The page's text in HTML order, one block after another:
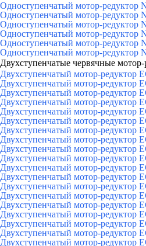
Одноступенчатый мотор-редуктор
Одноступенчатый мотор-редуктор
Одноступенчатый мотор-редуктор
Одноступенчатый мотор-редуктор
Одноступенчатый мотор-редуктор
Одноступенчатый мотор-редуктор
Двухступенчатые червячные
Двухступенчатый мотор-редуктор
Двухступенчатый мотор-редуктор
Двухступенчатый мотор-редуктор
Двухступенчатый мотор-редуктор
Двухступенчатый мотор-редуктор
Двухступенчатый мотор-редуктор
Двухступенчатый мотор-редуктор
Двухступенчатый мотор-редуктор
Двухступенчатый мотор-редуктор
Двухступенчатый мотор-редуктор
Двухступенчатый мотор-редуктор
Двухступенчатый мотор-редуктор
Двухступенчатый мотор-редуктор
Двухступенчатый мотор-редуктор
Двухступенчатый мотор-редуктор
Двухступенчатый мотор-редуктор
Двухступенчатый мотор-редуктор
Двухступенчатый мотор-редуктор
Двухступенчатый мотор-редуктор